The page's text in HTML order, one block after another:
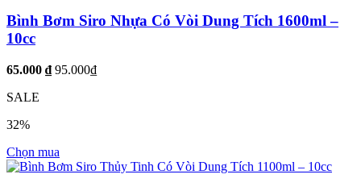
Bình Bơm Siro Nhựa Có Vòi Dung Tích 1600ml –
10cc
65.000 ₫ 95.000₫
SALE
32%
Chọn mua